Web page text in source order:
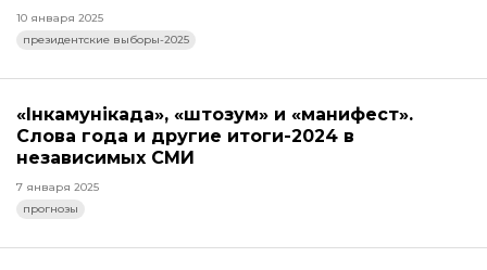
10 января 2025
президентские выборы-2025
«Інкамунікада», «штозум» и «манифест».
Слова года и другие итоги-2024 в
независимых СМИ
7 января 2025
прогнозы